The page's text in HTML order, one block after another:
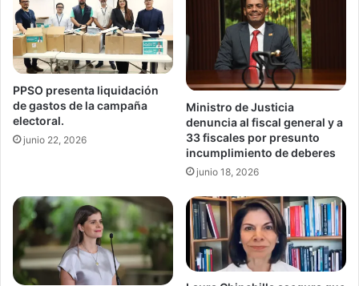
PPSO presenta liquidación
de gastos de la campaña
electoral.
junio 22, 2026
Ministro de Justicia
denuncia al fiscal general y a
33 fiscales por presunto
incumplimiento de deberes
junio 18, 2026